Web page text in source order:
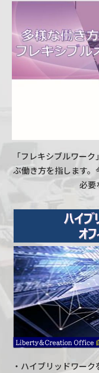
「フレキシブルワー
ぶ働き方を指します
必要
・ハイブリッドワー